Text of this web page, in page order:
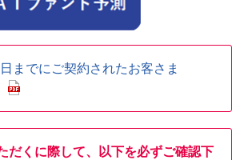
までにご契約されたお客さま
だくに際して、以下を必ずご確認下